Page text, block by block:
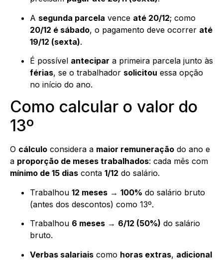
A segunda parcela vence até 20/12; como
20/12 é sábado, o pagamento deve ocorrer até
19/12 (sexta).
É possível antecipar a primeira parcela junto às
férias, se o trabalhador solicitou essa opção
no início do ano.
Como calcular o valor do
13º
O cálculo considera a maior remuneração do ano e
a proporção de meses trabalhados: cada mês com
mínimo de 15 dias conta 1/12 do salário.
Trabalhou 12 meses → 100% do salário bruto
(antes dos descontos) como 13º.
Trabalhou 6 meses → 6/12 (50%) do salário
bruto.
Verbas salariais como horas extras, adicional